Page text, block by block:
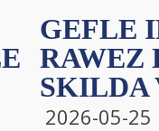
GEFLE
RAWEZ
SKILDA
2026-05-25